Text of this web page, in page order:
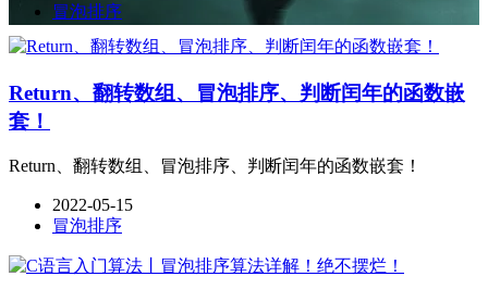
冒泡排序
Return、翻转数组、冒泡排序、判断闰年的函数嵌
套！
Return、翻转数组、冒泡排序、判断闰年的函数嵌套！
2022-05-15
冒泡排序